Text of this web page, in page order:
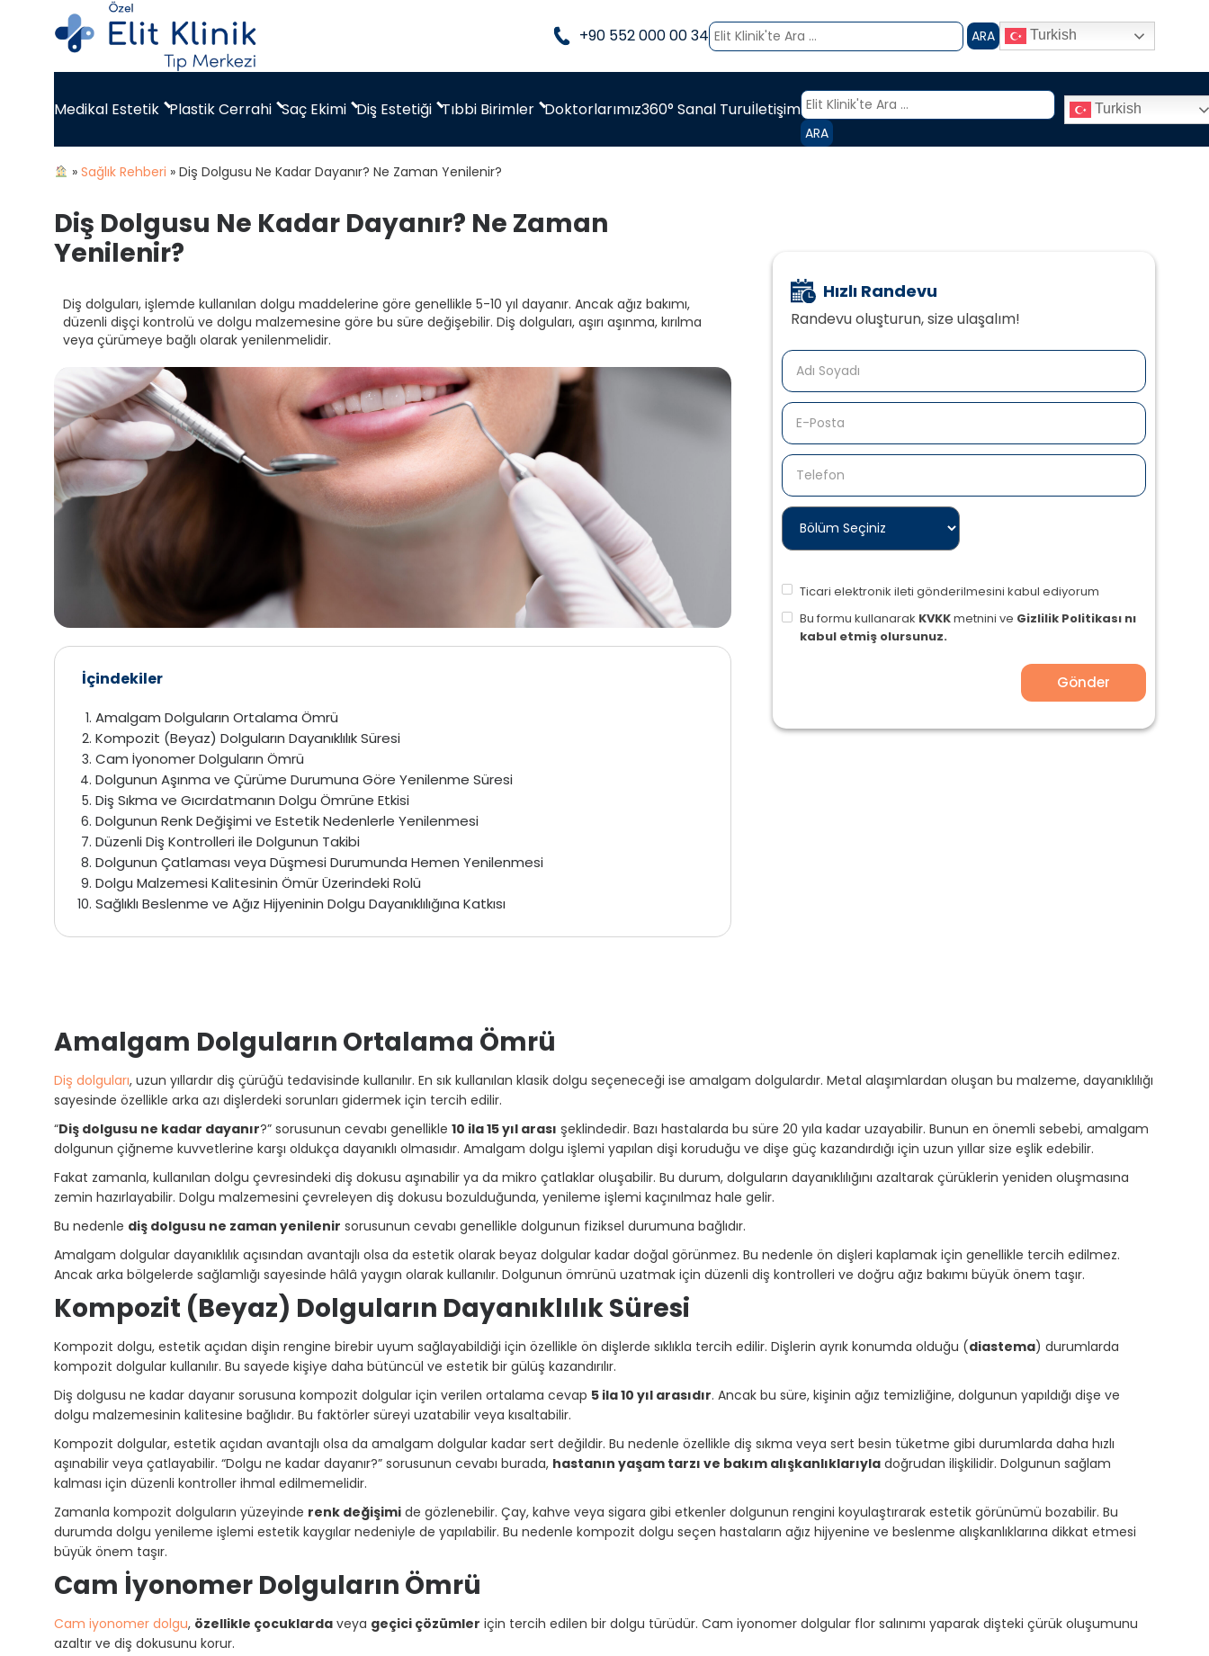
+90 552 000 00 34 ARA Turkish
Medikal Estetik Plastik Cerrahi Saç Ekimi Diş Estetiği Tıbbi Birimler Doktorlarımız360° Sanal Turuİletişim
ARA
Turkish
» Sağlık Rehberi » Diş Dolgusu Ne Kadar Dayanır? Ne Zaman Yenilenir?
Diş Dolgusu Ne Kadar Dayanır? Ne Zaman
Yenilenir?
Diş dolguları, işlemde kullanılan dolgu maddelerine göre genellikle 5-10 yıl dayanır. Ancak ağız bakımı,
düzenli dişçi kontrolü ve dolgu malzemesine göre bu süre değişebilir. Diş dolguları, aşırı aşınma, kırılma
veya çürümeye bağlı olarak yenilenmelidir.
İçindekiler
Amalgam Dolguların Ortalama Ömrü
Kompozit (Beyaz) Dolguların Dayanıklılık Süresi
Cam İyonomer Dolguların Ömrü
Dolgunun Aşınma ve Çürüme Durumuna Göre Yenilenme Süresi
Diş Sıkma ve Gıcırdatmanın Dolgu Ömrüne Etkisi
Dolgunun Renk Değişimi ve Estetik Nedenlerle Yenilenmesi
Düzenli Diş Kontrolleri ile Dolgunun Takibi
Dolgunun Çatlaması veya Düşmesi Durumunda Hemen Yenilenmesi
Dolgu Malzemesi Kalitesinin Ömür Üzerindeki Rolü
Sağlıklı Beslenme ve Ağız Hijyeninin Dolgu Dayanıklılığına Katkısı
Hızlı Randevu
Randevu oluşturun, size ulaşalım!
Ticari elektronik ileti gönderilmesini kabul ediyorum
Bu formu kullanarak KVKKmetnini ve Gizlilik Politikası nı
kabul etmiş olursunuz.
Amalgam Dolguların Ortalama Ömrü
Diş dolguları, uzun yıllardır diş çürüğü tedavisinde kullanılır. En sık kullanılan klasik dolgu seçeneceği ise amalgam dolgulardır. Metal alaşımlardan oluşan bu malzeme, dayanıklılığı
sayesinde özellikle arka azı dişlerdeki sorunları gidermek için tercih edilir.
“Diş dolgusu ne kadar dayanır?” sorusunun cevabı genellikle 10 ila 15 yıl arası şeklindedir. Bazı hastalarda bu süre 20 yıla kadar uzayabilir. Bunun en önemli sebebi, amalgam
dolgunun çiğneme kuvvetlerine karşı oldukça dayanıklı olmasıdır. Amalgam dolgu işlemi yapılan dişi koruduğu ve dişe güç kazandırdığı için uzun yıllar size eşlik edebilir.
Fakat zamanla, kullanılan dolgu çevresindeki diş dokusu aşınabilir ya da mikro çatlaklar oluşabilir. Bu durum, dolguların dayanıklılığını azaltarak çürüklerin yeniden oluşmasına
zemin hazırlayabilir. Dolgu malzemesini çevreleyen diş dokusu bozulduğunda, yenileme işlemi kaçınılmaz hale gelir.
Bu nedenle diş dolgusu ne zaman yenilenir sorusunun cevabı genellikle dolgunun fiziksel durumuna bağlıdır.
Amalgam dolgular dayanıklılık açısından avantajlı olsa da estetik olarak beyaz dolgular kadar doğal görünmez. Bu nedenle ön dişleri kaplamak için genellikle tercih edilmez.
Ancak arka bölgelerde sağlamlığı sayesinde hâlâ yaygın olarak kullanılır. Dolgunun ömrünü uzatmak için düzenli diş kontrolleri ve doğru ağız bakımı büyük önem taşır.
Kompozit (Beyaz) Dolguların Dayanıklılık Süresi
Kompozit dolgu, estetik açıdan dişin rengine birebir uyum sağlayabildiği için özellikle ön dişlerde sıklıkla tercih edilir. Dişlerin ayrık konumda olduğu (diastema) durumlarda
kompozit dolgular kullanılır. Bu sayede kişiye daha bütüncül ve estetik bir gülüş kazandırılır.
Diş dolgusu ne kadar dayanır sorusuna kompozit dolgular için verilen ortalama cevap 5 ila 10 yıl arasıdır. Ancak bu süre, kişinin ağız temizliğine, dolgunun yapıldığı dişe ve
dolgu malzemesinin kalitesine bağlıdır. Bu faktörler süreyi uzatabilir veya kısaltabilir.
Kompozit dolgular, estetik açıdan avantajlı olsa da amalgam dolgular kadar sert değildir. Bu nedenle özellikle diş sıkma veya sert besin tüketme gibi durumlarda daha hızlı
aşınabilir veya çatlayabilir. “Dolgu ne kadar dayanır?” sorusunun cevabı burada, hastanın yaşam tarzı ve bakım alışkanlıklarıyla doğrudan ilişkilidir. Dolgunun sağlam
kalması için düzenli kontroller ihmal edilmemelidir.
Zamanla kompozit dolguların yüzeyinde renk değişimi de gözlenebilir. Çay, kahve veya sigara gibi etkenler dolgunun rengini koyulaştırarak estetik görünümü bozabilir. Bu
durumda dolgu yenileme işlemi estetik kaygılar nedeniyle de yapılabilir. Bu nedenle kompozit dolgu seçen hastaların ağız hijyenine ve beslenme alışkanlıklarına dikkat etmesi
büyük önem taşır.
Cam İyonomer Dolguların Ömrü
Cam iyonomer dolgu, özellikle çocuklarda veya geçici çözümler için tercih edilen bir dolgu türüdür. Cam iyonomer dolgular flor salınımı yaparak dişteki çürük oluşumunu
azaltır ve diş dokusunu korur.